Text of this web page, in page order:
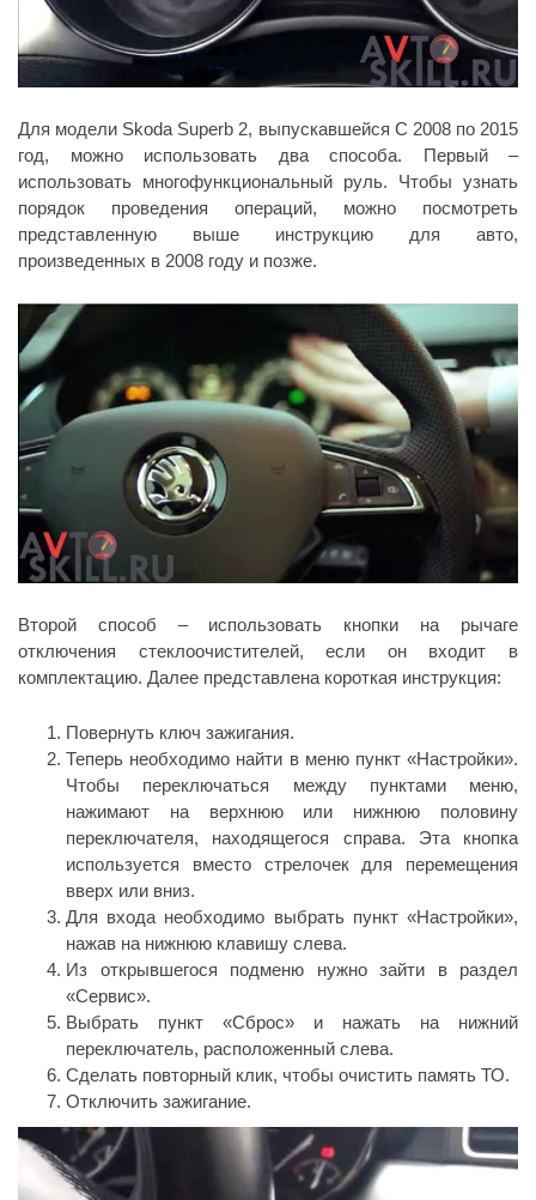
Для модели Skoda Superb 2, выпускавшейся С 2008 по 2015
год, можно использовать два способа. Первый –
использовать многофункциональный руль. Чтобы узнать
порядок проведения операций, можно посмотреть
представленную выше инструкцию для авто,
произведенных в 2008 году и позже.
Второй способ – использовать кнопки на рычаге
отключения стеклоочистителей, если он входит в
комплектацию. Далее представлена короткая инструкция:
Повернуть ключ зажигания.
Теперь необходимо найти в меню пункт «Настройки».
Чтобы переключаться между пунктами меню,
нажимают на верхнюю или нижнюю половину
переключателя, находящегося справа. Эта кнопка
используется вместо стрелочек для перемещения
вверх или вниз.
Для входа необходимо выбрать пункт «Настройки»,
нажав на нижнюю клавишу слева.
Из открывшегося подменю нужно зайти в раздел
«Сервис».
Выбрать пункт «Сброс» и нажать на нижний
переключатель, расположенный слева.
Сделать повторный клик, чтобы очистить память ТО.
Отключить зажигание.